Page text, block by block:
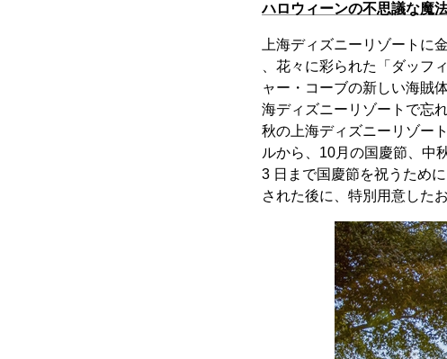
ハロウィーンの不思議な魔
上海ディズニーリゾートに
、花々に彩られた「ダッフ
ャー・コーブの新しい海賊
海ディズニーリゾートで忘
秋の上海ディズニーリゾー
ルから、10月の国慶節、中
3 日まで国慶節を祝うため
された後に、特別用意した